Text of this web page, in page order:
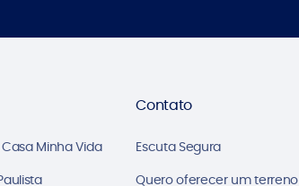
Minha Vida
Contato
Escuta Segura
Quero oferecer um terreno